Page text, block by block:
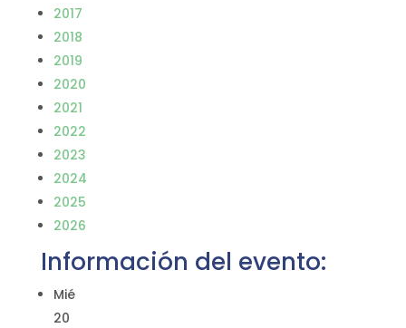
2017
2018
2019
2020
2021
2022
2023
2024
2025
2026
Información del evento:
Mié
20